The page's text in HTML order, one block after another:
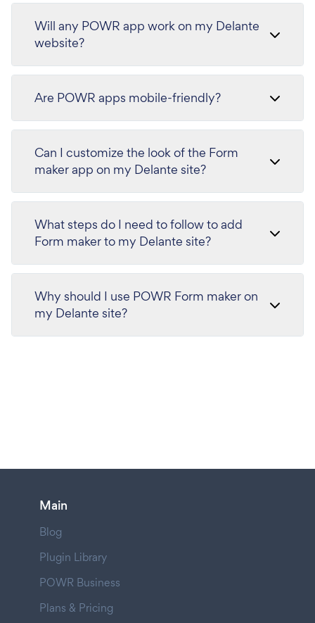
Will any POWR app work on my Delante
website?
Are POWR apps mobile-friendly?
Can I customize the look of the Form
maker app on my Delante site?
What steps do I need to follow to add
Form maker to my Delante site?
Why should I use POWR Form maker on
my Delante site?
Main
Blog
Plugin Library
POWR Business
Plans & Pricing